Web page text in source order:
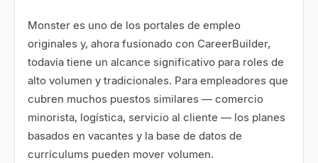
Monster es uno de los portales de empleo
originales y, ahora fusionado con CareerBuilder,
todavía tiene un alcance significativo para roles de
alto volumen y tradicionales. Para empleadores que
cubren muchos puestos similares — comercio
minorista, logística, servicio al cliente — los planes
basados en vacantes y la base de datos de
currículums pueden mover volumen.